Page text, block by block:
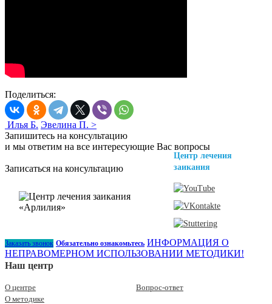
Поделиться:
Илья Б. Эвелина П. >
Запишитесь на консультацию
и мы ответим на все интересующие Вас вопросы
Записаться на консультацию
Центр лечения
заикания
Заказать звонок Обязательно ознакомьтесь ИНФОРМАЦИЯ О
НЕПРАВОМЕРНОМ ИСПОЛЬЗОВАНИИ МЕТОДИКИ!
Наш центр
О центре
О методике
Вопрос-ответ